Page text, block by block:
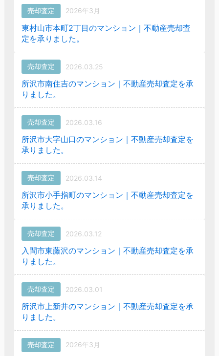
売却査定 2026年3月
東村山市本町2丁目のマンション｜不動産売却査
定を承りました。
売却査定 2026.03.25
所沢市南住吉のマンション｜不動産売却査定を承
りました。
売却査定 2026.03.16
所沢市大字山口のマンション｜不動産売却査定を
承りました。
売却査定 2026.03.14
所沢市小手指町のマンション｜不動産売却査定を
承りました。
売却査定 2026.03.12
入間市東藤沢のマンション｜不動産売却査定を承
りました。
売却査定 2026.03.01
所沢市上新井のマンション｜不動産売却査定を承
りました。
売却査定 2026年3月